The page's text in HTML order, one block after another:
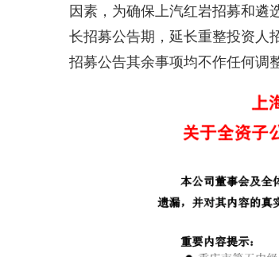
因素，为确保上汽红岩招募和遴
长招募公告期，延长重整投资人
招募公告其余事项均不作任何调